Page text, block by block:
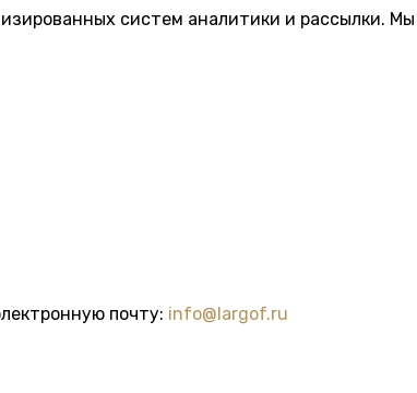
систем аналитики и рассылки.
почту: info@largof.ru